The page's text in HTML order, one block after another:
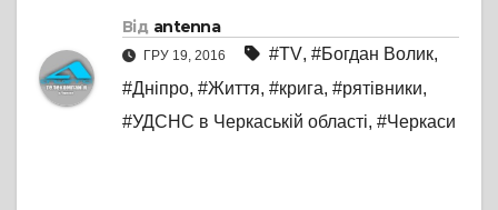
Від antenna
ГРУ 19, 2016 #TV, #Богдан Волик,
#Дніпро, #Життя, #крига, #рятівники,
#УДСНС в Черкаській області, #Черкаси